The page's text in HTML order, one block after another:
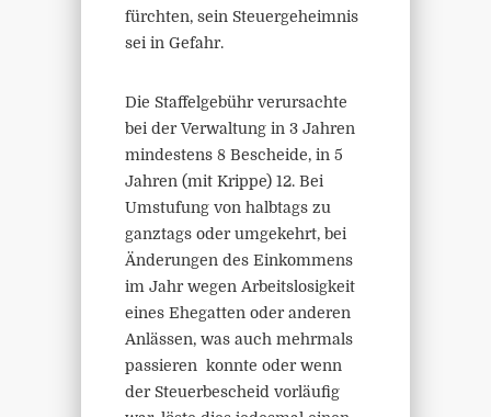
fürchten, sein Steuergeheimnis
sei in Gefahr.
Die Staffelgebühr verursachte
bei der Verwaltung in 3 Jahren
mindestens 8 Bescheide, in 5
Jahren (mit Krippe) 12. Bei
Umstufung von halbtags zu
ganztags oder umgekehrt, bei
Änderungen des Einkommens
im Jahr wegen Arbeitslosigkeit
eines Ehegatten oder anderen
Anlässen, was auch mehrmals
passieren konnte oder wenn
der Steuerbescheid vorläufig